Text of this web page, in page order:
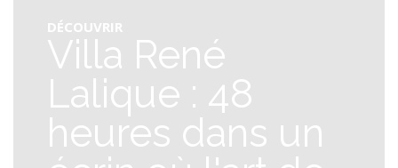
DÉCOUVRIR
Villa René
Lalique : 48
heures dans un